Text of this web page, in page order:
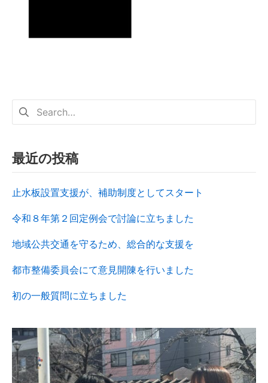
最近の投稿
止水板設置支援が、補助制度としてスタート
令和８年第２回定例会で討論に立ちました
地域公共交通を守るため、総合的な支援を
都市整備委員会にて意見開陳を行いました
初の一般質問に立ちました